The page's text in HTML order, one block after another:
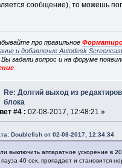
сообщение), то можешь
про правильное
и добавление Autodesk
Вы задали вопрос и на форуме
Re: Долгий выход из
блока
#4 : 02-08-2017, 12:48:21 »
Doublefish от 02-08-2017, 12:34:34
выключить аппаратное ускорение в
пауза 40 сек. пропадает и становится